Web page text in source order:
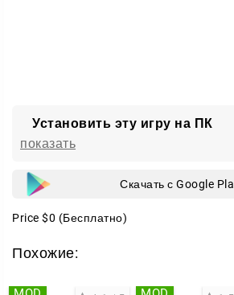
Установить эту игру на ПК
показать
Скачать с Google
Price $0 (Бесплатно)
Похожие: